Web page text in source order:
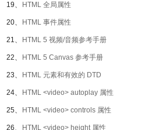
19、 HTML 全局属性
20、 HTML 事件属性
21、 HTML 5 视频/音频参考手册
22、 HTML 5 Canvas 参考手册
23、 HTML 元素和有效的 DTD
24、 HTML <video> autoplay 属性
25、 HTML <video> controls 属性
26、 HTML <video> height 属性